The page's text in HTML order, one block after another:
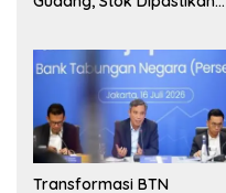
Transformasi BTN